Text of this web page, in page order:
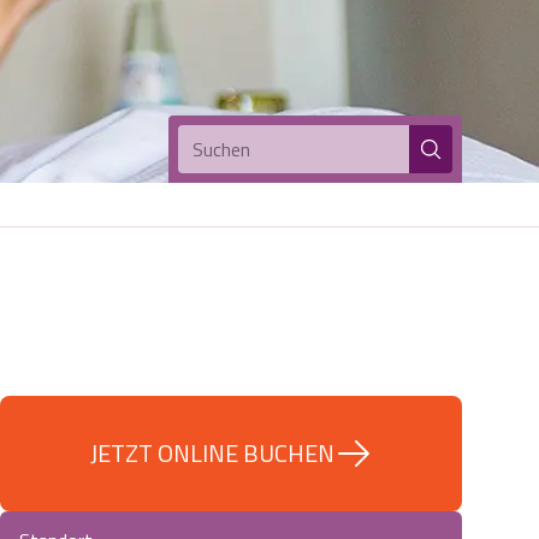
Suchen
JETZT ONLINE BUCHEN